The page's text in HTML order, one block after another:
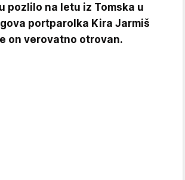
pozlilo na letu iz Tomska u
portparolka Kira Jarmiš
on verovatno otrovan.